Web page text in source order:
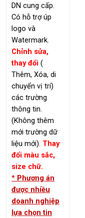
DN cung cấp.
Có hỗ trợ úp
logo và
Watermark.
Chỉnh sửa,
thay đổi (
Thêm, Xóa, di
chuyển vị trí)
các trường
thông tin.
(Không thêm
mới trường dữ
liệu mới). Thay
đổi màu sắc,
size chữ.
* Phương án
được nhiều
doanh nghiệp
lựa chọn tin